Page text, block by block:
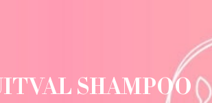
SHAMPOO